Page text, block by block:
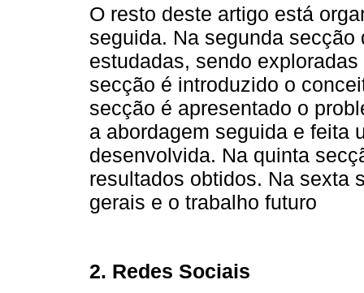
O resto deste artigo está
seguida. Na segunda
estudadas, sendo
secção é introduzido o
secção é apresentado o
a abordagem seguida e feita
desenvolvida. Na quinta
resultados obtidos. Na sexta
gerais e o trabalho futuro
2. Redes Sociais